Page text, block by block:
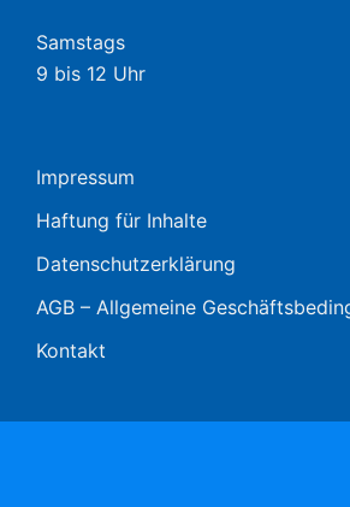
Samstags
9 bis 12 Uhr
Impressum
Haftung für Inhalte
Datenschutzerklärung
AGB – Allgemeine
Kontakt